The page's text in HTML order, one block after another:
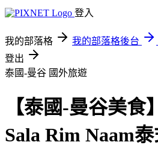
登入
我的部落格 我的部落格後台
登出
泰國-曼谷 國外旅遊
【泰國-曼谷美食
Sala Rim Naam